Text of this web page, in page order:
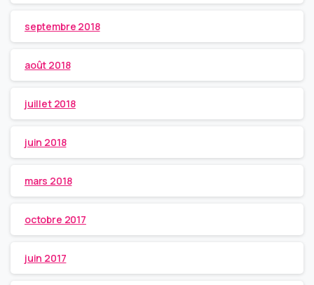
septembre 2018
août 2018
juillet 2018
juin 2018
mars 2018
octobre 2017
juin 2017